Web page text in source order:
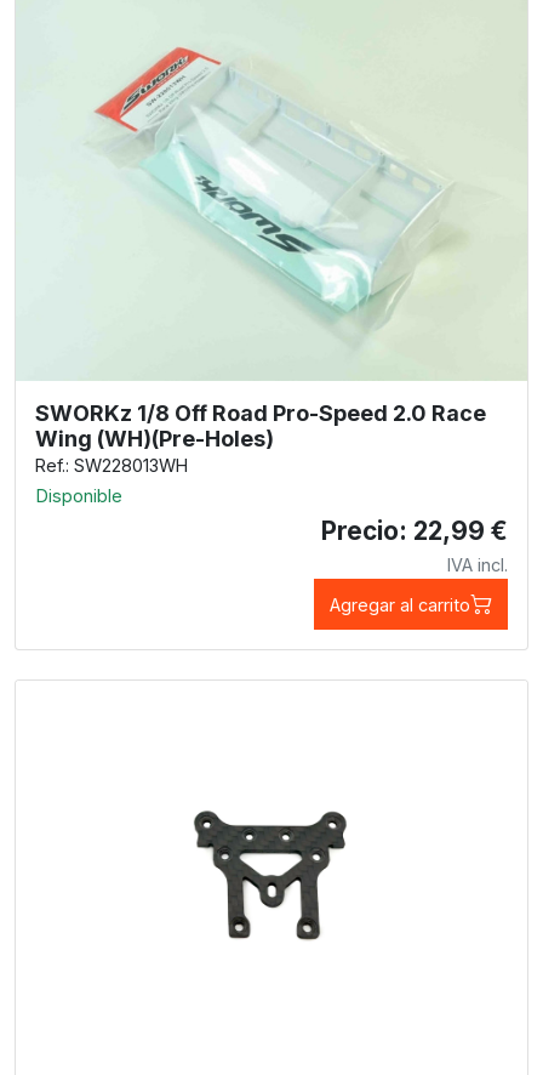
SWORKz 1/8 Off Road Pro-Speed 2.0 Race
Wing (WH)(Pre-Holes)
Ref.: SW228013WH
Disponible
Precio: 22,99 €
IVA incl.
Agregar al carrito